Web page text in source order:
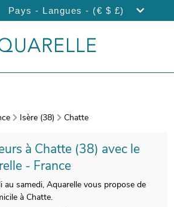
Pays - Langues - (€ $ £)
Isère (38) Chatte
à Chatte (38) avec le
- France
samedi, Aquarelle vous propose de
à Chatte.